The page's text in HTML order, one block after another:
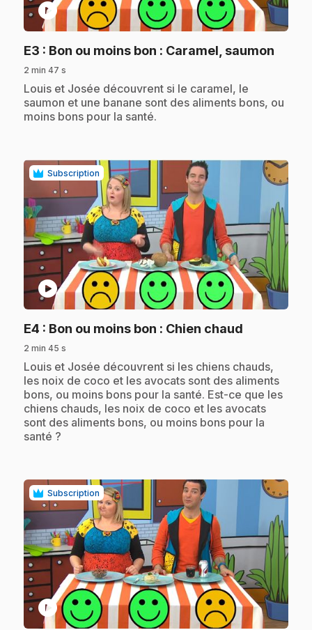
play_circle
E3 : Bon ou moins bon : Caramel, saumon
2 min 47 s
.Louis et Josée découvrent si le caramel, le
saumon et une banane sont des aliments bons, ou
moins bons pour la santé.
Subscription
play_circle
E4 : Bon ou moins bon : Chien chaud
2 min 45 s
.Louis et Josée découvrent si les chiens chauds,
les noix de coco et les avocats sont des aliments
bons, ou moins bons pour la santé. Est-ce que les
chiens chauds, les noix de coco et les avocats
sont des aliments bons, ou moins bons pour la
santé ?
Subscription
play_circle